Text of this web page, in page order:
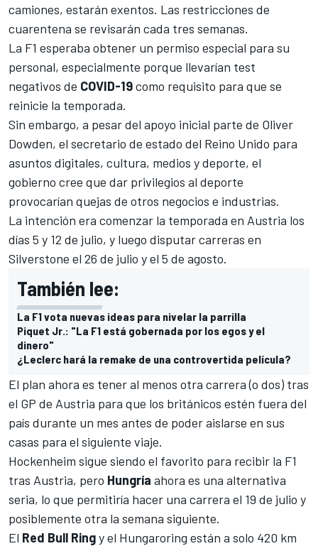
camiones, estarán exentos. Las restricciones de
cuarentena se revisarán cada tres semanas.
La F1 esperaba obtener un permiso especial para su
personal, especialmente porque llevarían test
negativos de COVID-19como requisito para que se
reinicie la temporada.
Sin embargo, a pesar del apoyo inicial parte de Oliver
Dowden, el secretario de estado del Reino Unido para
asuntos digitales, cultura, medios y deporte, el
gobierno cree que dar privilegios al deporte
provocarían quejas de otros negocios e industrias.
La intención era comenzar la temporada en Austria los
días 5 y 12 de julio, y luego disputar carreras en
Silverstone el 26 de julio y el 5 de agosto.
También lee:
La F1 vota nuevas ideas para nivelar la parrilla
Piquet Jr.: "La F1 está gobernada por los egos y el
dinero"
¿Leclerc hará la remake de una controvertida película?
El plan ahora es tener al menos otra carrera (o dos) tras
el GP de Austria para que los británicos estén fuera del
país durante un mes antes de poder aislarse en sus
casas para el siguiente viaje.
Hockenheim sigue siendo el favorito para recibir la F1
tras Austria, pero Hungría ahora es una alternativa
seria, lo que permitiría hacer una carrera el 19 de julio y
posiblemente otra la semana siguiente.
El Red Bull Ringy el Hungaroring están a solo 420 km